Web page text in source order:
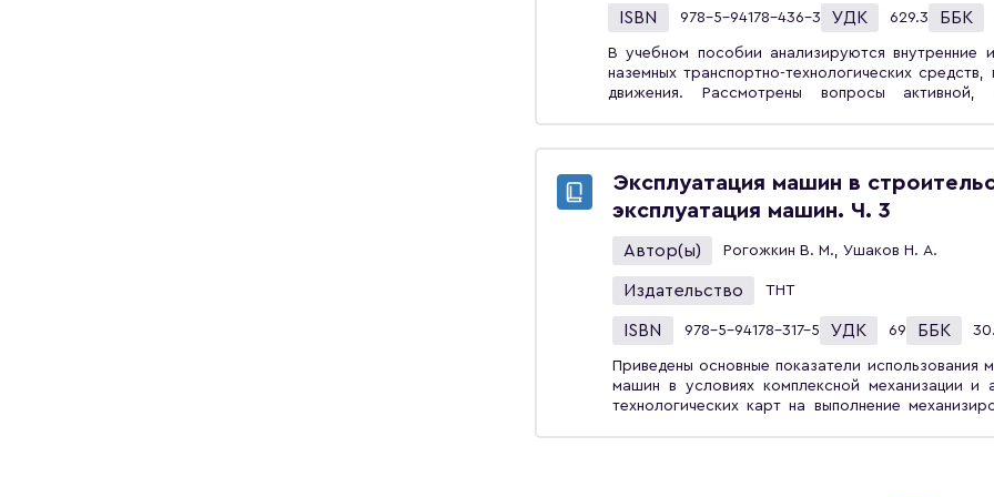
ISBN 978-5-94178-436-3 УДК 629.3 ББК
В учебном пособии анализируются внутренние
наземных транспортно-технологических
движения. Рассмотрены вопросы активной,
средства». Может быть использовано при
направлений.
Эксплуатация машин в
эксплуатация машин. Ч. 3
Автор(ы) Рогожкин В. М., Ушаков Н. А.
Издательство ТНТ
ISBN 978-5-94178-317-5 УДК 69 ББК
Приведены основные показатели использования
машин в условиях комплексной механизации и
технологических карт на выполнение